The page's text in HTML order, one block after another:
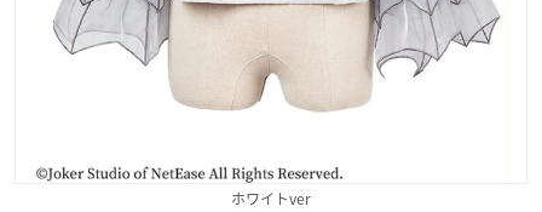
ホワイトver